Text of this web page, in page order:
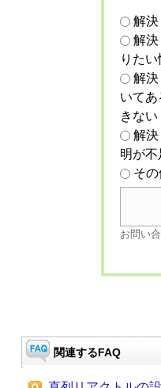
解
解
りた
解
いて
きない
解
明が
そ
お問い
関連するFAQ